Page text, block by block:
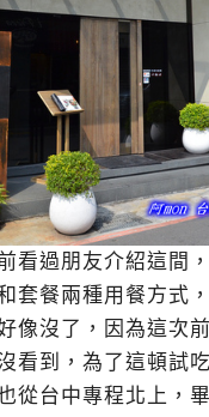
看過朋友介紹這間
套餐兩種用餐方式
像沒了，因為這次
看到，為了這頓試
從台中專程北上，